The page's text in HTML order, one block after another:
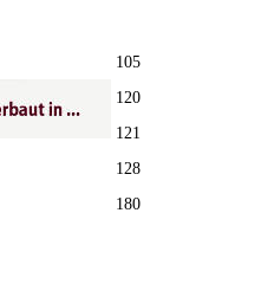
105
120
121
128
180